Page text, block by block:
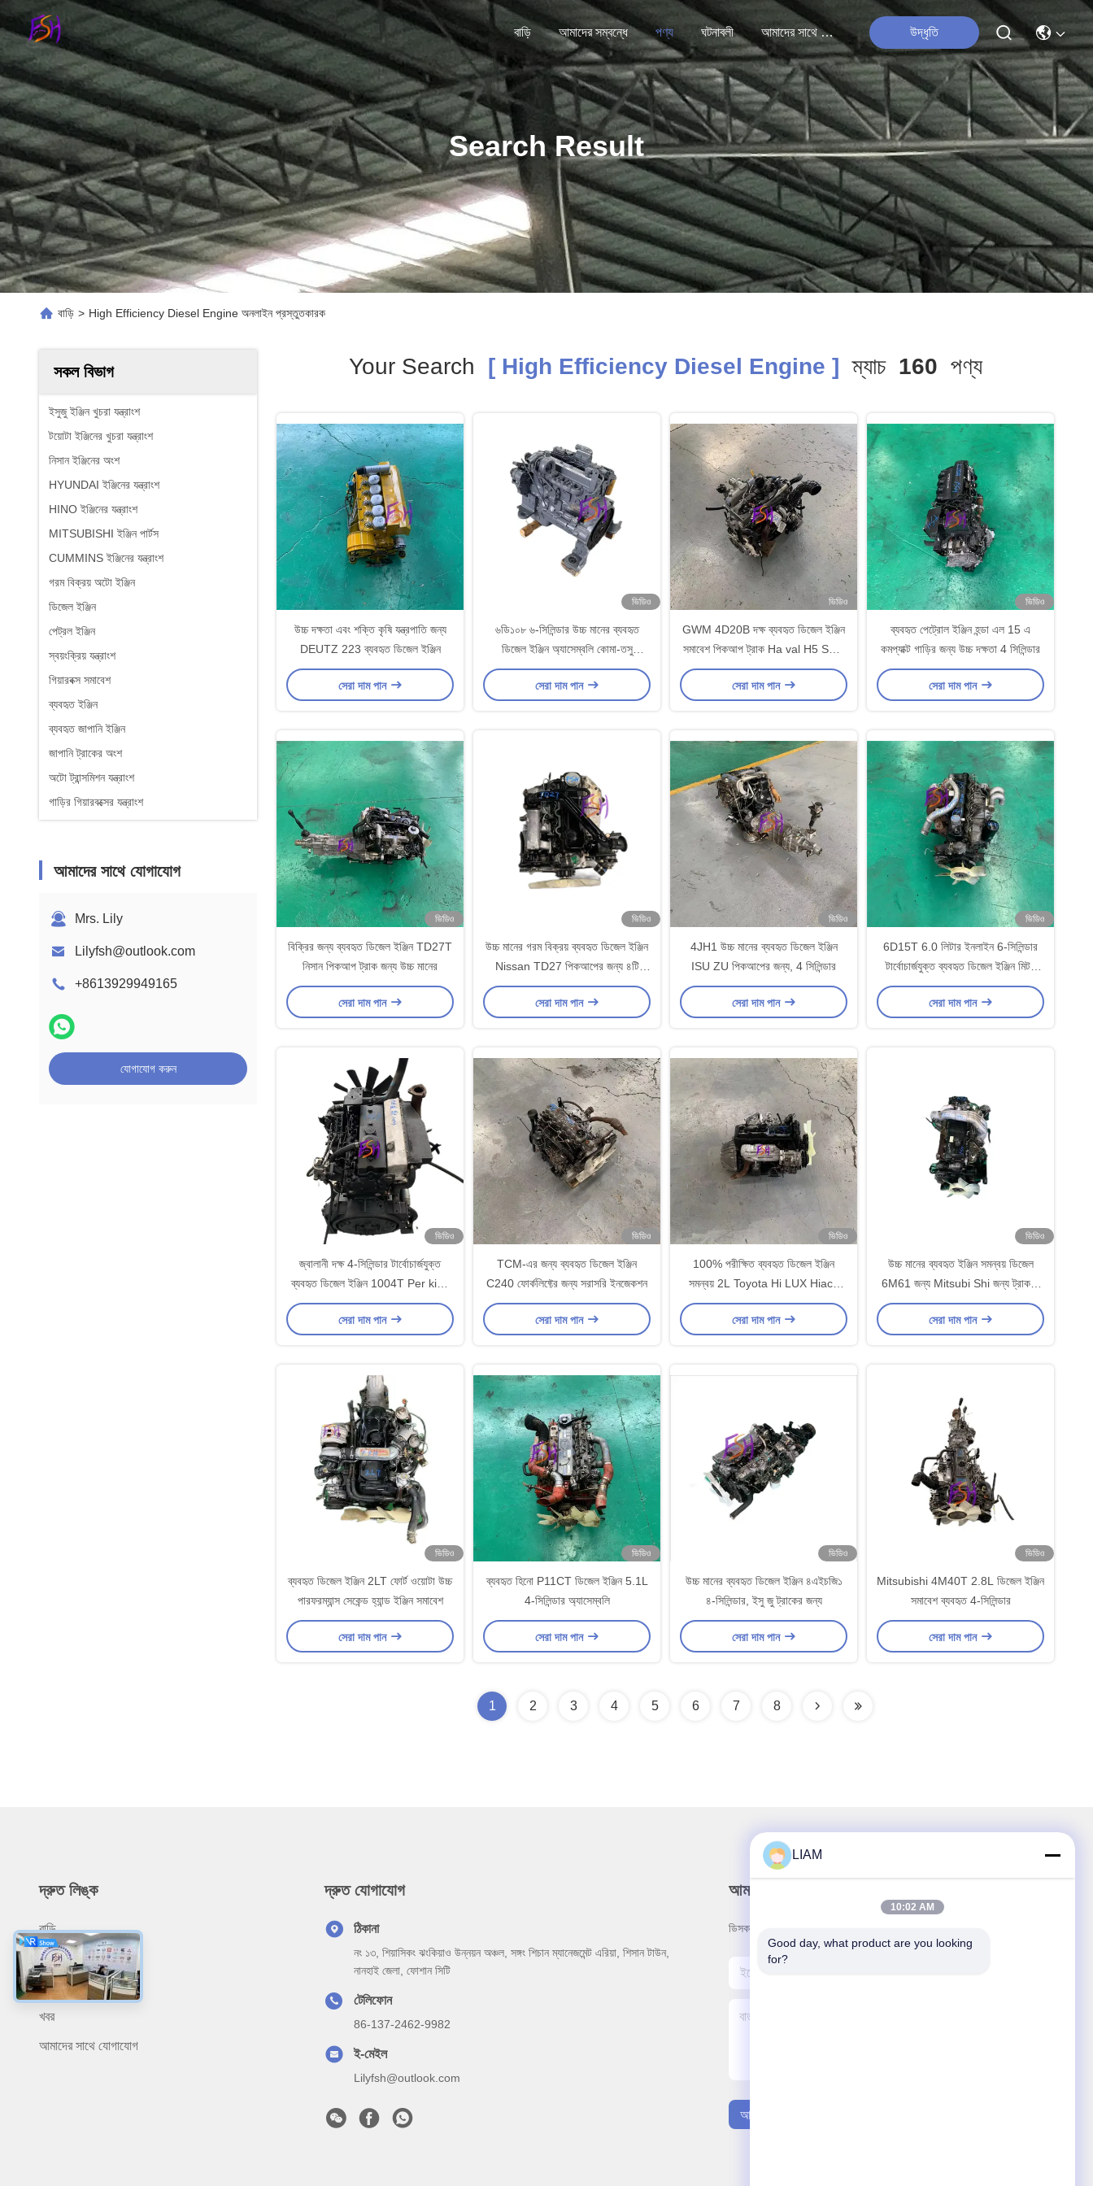
বাড়ি আমাদের সম্বন্ধে পণ্য ঘটনাবলী আমাদের সাথে যোগাযোগ উদ্ধৃতি
Search Result
বাড়ি > High Efficiency Diesel Engine অনলাইন প্রস্তুতকারক
সকল বিভাগ
ইসুজু ইঞ্জিন খুচরা যন্ত্রাংশ
টয়োটা ইঞ্জিনের খুচরা যন্ত্রাংশ
নিসান ইঞ্জিনের অংশ
HYUNDAI ইঞ্জিনের যন্ত্রাংশ
HINO ইঞ্জিনের যন্ত্রাংশ
MITSUBISHI ইঞ্জিন পার্টস
CUMMINS ইঞ্জিনের যন্ত্রাংশ
গরম বিক্রয় অটো ইঞ্জিন
ডিজেল ইঞ্জিন
পেট্রল ইঞ্জিন
স্বয়ংক্রিয় যন্ত্রাংশ
গিয়ারবক্স সমাবেশ
ব্যবহৃত ইঞ্জিন
ব্যবহৃত জাপানি ইঞ্জিন
জাপানি ট্রাকের অংশ
অটো ট্রান্সমিশন যন্ত্রাংশ
গাড়ির গিয়ারবক্সের যন্ত্রাংশ
আমাদের সাথে যোগাযোগ
Mrs. Lily
Lilyfsh@outlook.com
+8613929949165
যোগাযোগ করুন
Your Search [ High Efficiency Diesel Engine ] ম্যাচ 160 পণ্য
উচ্চ দক্ষতা এবং শক্তি কৃষি যন্ত্রপাতি জন্য
DEUTZ 223 ব্যবহৃত ডিজেল ইঞ্জিন
সেরা দাম পান
ভিডিও
৬ডি১০৮ ৬-সিলিন্ডার উচ্চ মানের ব্যবহৃত
ডিজেল ইঞ্জিন অ্যাসেম্বলি কোমা-তসু
খননকারীর জন্য
সেরা দাম পান
ভিডিও
GWM 4D20B দক্ষ ব্যবহৃত ডিজেল ইঞ্জিন
সমাবেশ পিকআপ ট্রাক Ha val H5 SUV
এর জন্য জ্বালানী অর্থনীতি
সেরা দাম পান
ভিডিও
ব্যবহৃত পেট্রোল ইঞ্জিন হন্ডা এল 15 এ
কমপ্যাক্ট গাড়ির জন্য উচ্চ দক্ষতা 4 সিলিন্ডার
সেরা দাম পান
ভিডিও
বিক্রির জন্য ব্যবহৃত ডিজেল ইঞ্জিন TD27T
নিসান পিকআপ ট্রাক জন্য উচ্চ মানের
সেরা দাম পান
ভিডিও
উচ্চ মানের গরম বিক্রয় ব্যবহৃত ডিজেল ইঞ্জিন
Nissan TD27 পিকআপের জন্য ৪টি
সিলিন্ডার
সেরা দাম পান
ভিডিও
4JH1 উচ্চ মানের ব্যবহৃত ডিজেল ইঞ্জিন
ISU ZU পিকআপের জন্য, 4 সিলিন্ডার
সেরা দাম পান
ভিডিও
6D15T 6.0 লিটার ইনলাইন 6-সিলিন্ডার
টার্বোচার্জযুক্ত ব্যবহৃত ডিজেল ইঞ্জিন মিটসু
বুশির জন্য
সেরা দাম পান
ভিডিও
জ্বালানী দক্ষ 4-সিলিন্ডার টার্বোচার্জযুক্ত
ব্যবহৃত ডিজেল ইঞ্জিন 1004T Per kins
সরাসরি ইনজেকশন
সেরা দাম পান
ভিডিও
TCM-এর জন্য ব্যবহৃত ডিজেল ইঞ্জিন
C240 ফোর্কলিফ্টের জন্য সরাসরি ইনজেকশন
সেরা দাম পান
ভিডিও
100% পরীক্ষিত ব্যবহৃত ডিজেল ইঞ্জিন
সমন্বয় 2L Toyota Hi LUX Hiace
ভ্যান 4 সিলিন্ডার
সেরা দাম পান
ভিডিও
উচ্চ মানের ব্যবহৃত ইঞ্জিন সমন্বয় ডিজেল
6M61 জন্য Mitsubi Shi জন্য ট্রাক 6
সিলিন্ডার FUSO
সেরা দাম পান
ভিডিও
ব্যবহৃত ডিজেল ইঞ্জিন 2LT ফোর্ট ওয়োটা উচ্চ
পারফরম্যান্স সেকেন্ড হ্যান্ড ইঞ্জিন সমাবেশ
সেরা দাম পান
ভিডিও
ব্যবহৃত হিনো P11CT ডিজেল ইঞ্জিন 5.1L
4-সিলিন্ডার অ্যাসেম্বলি
সেরা দাম পান
ভিডিও
উচ্চ মানের ব্যবহৃত ডিজেল ইঞ্জিন ৪এইচজি১
৪-সিলিন্ডার, ইসু জু ট্রাকের জন্য
সেরা দাম পান
ভিডিও
Mitsubishi 4M40T 2.8L ডিজেল ইঞ্জিন
সমাবেশ ব্যবহৃত 4-সিলিন্ডার
সেরা দাম পান
1 2 3 4 5 6 7 8
দ্রুত লিঙ্ক
বাড়ি
আমাদের সম্বন্ধে
পণ্য
খবর
আমাদের সাথে যোগাযোগ
দ্রুত যোগাযোগ
ঠিকানা
নং ১৩, শিয়াসিকং ঝংকিয়াও উন্নয়ন অঞ্চল, সঙ্গং শিচান ম্যানেজমেন্ট এরিয়া, শিসান টাউন,
নানহাই জেলা, ফোশান সিটি
টেলিফোন
86-137-2462-9982
ই-মেইল
Lilyfsh@outlook.com
আমাদের নিউজলেটার
ডিসকাউন্ট এবং আরো জন্য আমাদের নিউজলেটার সদস্যতা.
আমাদের সাথে যোগাযোগ
LIAM
10:02 AM
Good day, what product are you looking
for?